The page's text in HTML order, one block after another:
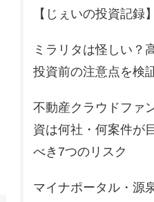
【じぇいの投資記録】
ミラリタは怪しい？
投資前の注意点を検
不動産クラウドファ
資は何社・何案件が
べき7つのリスク
マイナポータル・源